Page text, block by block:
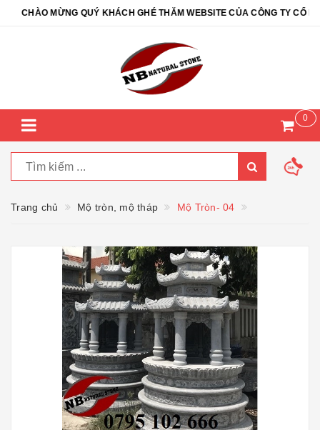
CHÀO MỪNG QUÝ KHÁCH GHÉ THĂM WEBSITE CỦA CÔNG TY CỔ
0
Trang chủ Mộ tròn, mộ tháp Mộ Tròn- 04